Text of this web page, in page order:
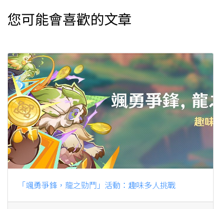
您可能會喜歡的文章
「颯勇爭鋒，龍之勁鬥」活動：趣味多人挑戰